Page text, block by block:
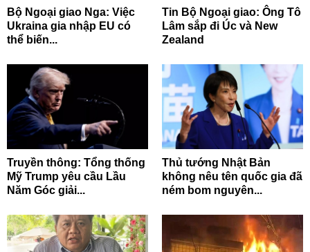
Bộ Ngoại giao Nga: Việc
Ukraina gia nhập EU có
thể biến...
Tin Bộ Ngoại giao: Ông Tô
Lâm sắp đi Úc và New
Zealand
Truyền thông: Tổng thống
Mỹ Trump yêu cầu Lầu
Năm Góc giải...
Thủ tướng Nhật Bản
không nêu tên quốc gia đã
ném bom nguyên...